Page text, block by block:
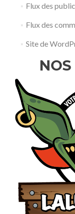
Flux des
Flux des
Site de